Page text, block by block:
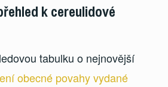
k cereulidové
tabulku o nejnovější
obecné povahy vydané